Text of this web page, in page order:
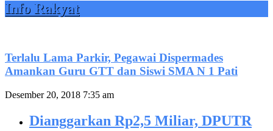
Info Rakyat
Terlalu Lama Parkir, Pegawai Dispermades
Amankan Guru GTT dan Siswi SMA N 1 Pati
Desember 20, 2018 7:35 am
Dianggarkan Rp2,5 Miliar, DPUTR